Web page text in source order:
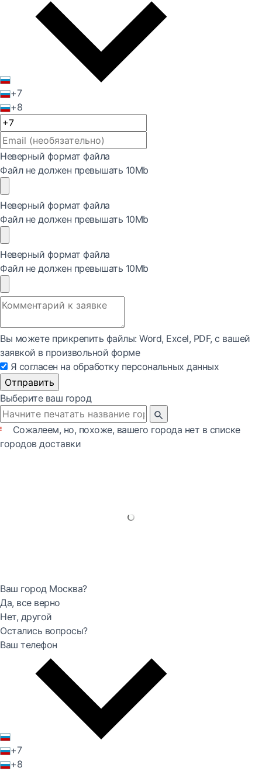
+7
+8
Неверный формат файла
Файл не должен превышать 10Mb
Неверный формат файла
Файл не должен превышать 10Mb
Неверный формат файла
Файл не должен превышать 10Mb
Вы можете прикрепить файлы: Word, Exсel, PDF, с вашей
заявкой в произвольной форме
Я согласен на обработку персональных данных
Отправить
Выберите ваш город
Сожалеем, но, похоже, вашего города нет в списке
городов доставки
Ваш город Москва?
Да, все верно
Нет, другой
Остались вопросы?
Ваш телефон
+7
+8